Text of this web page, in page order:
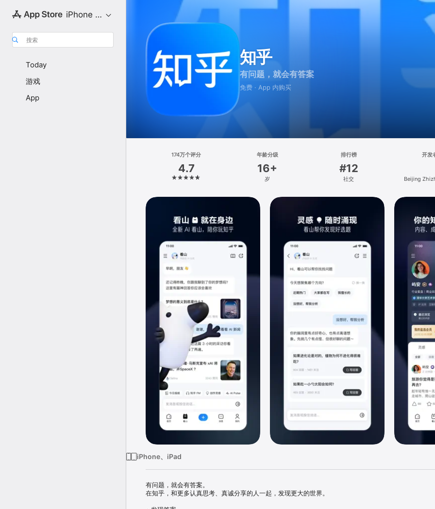
iPhone 专区
搜索
Today
游戏
App
知乎
有问题，就会有答案
免费 · App 内购买
174万个评分
4.7
年龄分级
16+
岁
排行榜
#12
社交
开发
Beijing
iPhone、iPad
有问题，就会有答案。
在知乎，和更多认真思考、真诚分享的人一起，发现更大的世界。